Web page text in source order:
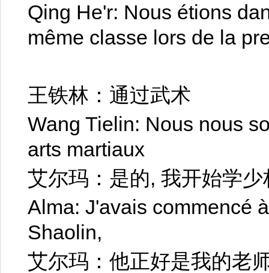
Qing He'r: Nous étions
même classe lors de la
王铁林：通过武术
Wang Tielin: Nous nous
arts martiaux
艾尔玛：是的, 我开始学
Alma: J'avais commencé
Shaolin,
艾尔玛：他正好是我的老